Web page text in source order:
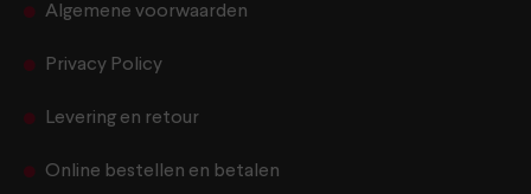
Algemene voorwaarden
Privacy Policy
Levering en retour
Online bestellen en betalen